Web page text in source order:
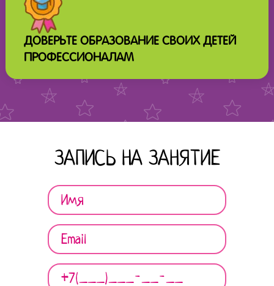
ДОВЕРЬТЕ ОБРАЗОВАНИЕ СВОИХ ДЕТЕЙ
ПРОФЕССИОНАЛАМ
ЗАПИСЬ НА ЗАНЯТИЕ